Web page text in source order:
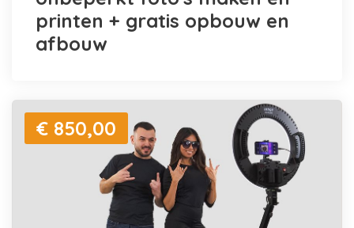
printen + gratis opbouw en
afbouw
€ 850,00